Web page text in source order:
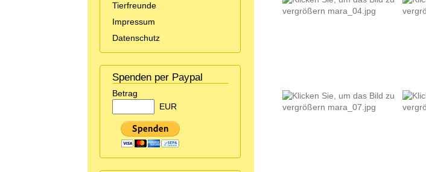
Tierfreunde
Impressum
Datenschutz
Spenden per Paypal
Betrag
EUR